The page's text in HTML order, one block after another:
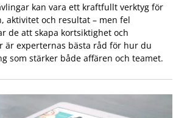
kan vara ett kraftfullt verktyg för
aktivitet och resultat – men fel
de att skapa kortsiktighet och
är experternas bästa råd för hur du
som stärker både affären och teamet.